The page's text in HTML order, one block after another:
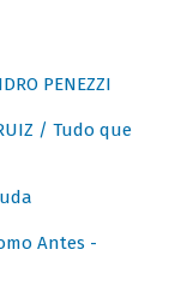
PENEZZI
RUIZ / Tudo que
Antes -